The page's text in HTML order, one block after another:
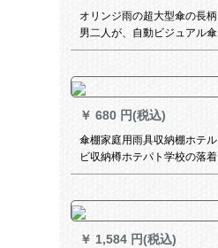
オリンジ雨の超大型傘の長柄
男二人が、自動ビジュアル傘
でレトロ防風ビレッグ傘は、
ズです。
￥ 680 円(税込)
傘棚家庭用雨具収納棚ホテル
ビ収納樽ホテパト学校の落着
式傘立て折りたたみ畳傘収納
【18ホール20フルック】
￥ 1,584 円(税込)